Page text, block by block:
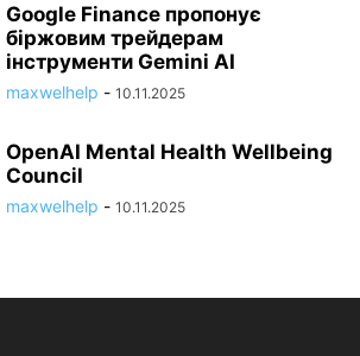
Google Finance пропонує
біржовим трейдерам
інструменти Gemini AI
maxwelhelp - 10.11.2025
OpenAI Mental Health Wellbeing
Council
maxwelhelp - 10.11.2025